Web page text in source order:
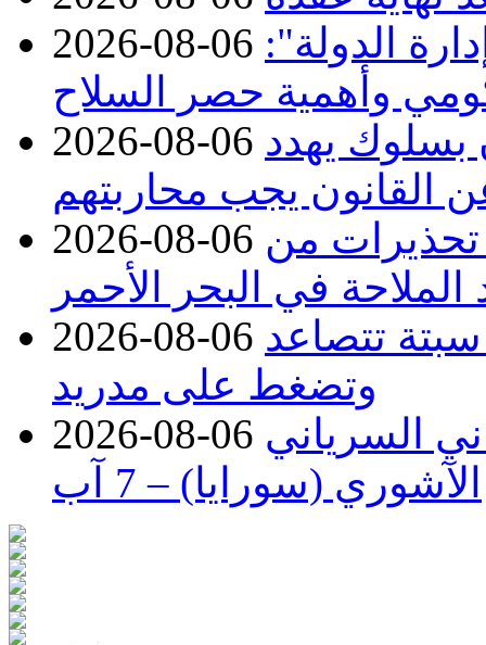
2026-08-06 الدولة":
وأهمية حصر السلاح
2026-08-06 بسلوك يهدد
القانون يجب محاربتهم
2026-08-06 من
الملاحة في البحر الأحمر
2026-08-06 تتصاعد
وتضغط على مدريد
2026-08-06 السرياني
الآشوري (سورايا) – 7 آب